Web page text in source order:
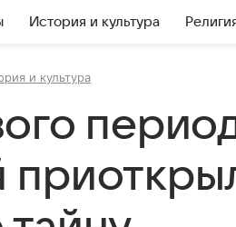
История и культура
и культура